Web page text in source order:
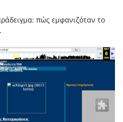
πώς εμφανιζόταν το